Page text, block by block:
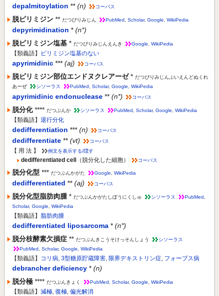
depalmitoylation ** (n) コーパス
脱ピリミジン ** だつぴりみじん PubMed , Scholar, Google, WikiPedia
depyrimidination * (n*)
脱ピリミジン塩基 * だつぴりみじんえんき Google, WikiPedia
【類義語】 ピリミジン塩基のない
apyrimidinic *** (aj) コーパス
脱ピリミジン部位エンドヌクレアーゼ * だつぴりみじんぶいえんどぬくれ
あーぜ
シソーラス PubMed , Scholar, Google, WikiPedia
apyrimidinic endonuclease ** (n*) コーパス
脱分化 **** だつぶんか シソーラス PubMed , Scholar, Google, WikiPedia
【類義語】 退行分化
dedifferentiation *** (n) コーパス
dedifferentiate ** (vt) コーパス
【 用 法 】 例文を表示する/隠す
dedifferentiated cell （脱分化した細胞） コーパス
脱分化型 *** だつぶんかがた Google, WikiPedia
dedifferentiated ** (aj) コーパス
脱分化型脂肪肉腫 * だつぶんかがたしぼうにくしゅ シソーラス PubMed ,
Scholar, Google, WikiPedia
【類義語】 脂肪肉腫
dedifferentiated liposarcoma * (n*)
脱分枝酵素欠損症 ** だつぶんきこうそけっそんしょう
シソーラス
PubMed , Scholar, Google, WikiPedia
【類義語】 コリ病, 3型糖原貯蔵障害, 限界デキストリン症, フォーブス病
debrancher deficiency * (n)
脱分極 **** だつぶんきょく PubMed , Scholar, Google, WikiPedia
【類義語】 減極, 復極, 偏光解消